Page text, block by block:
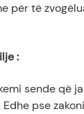
për të
:
sende që
pse